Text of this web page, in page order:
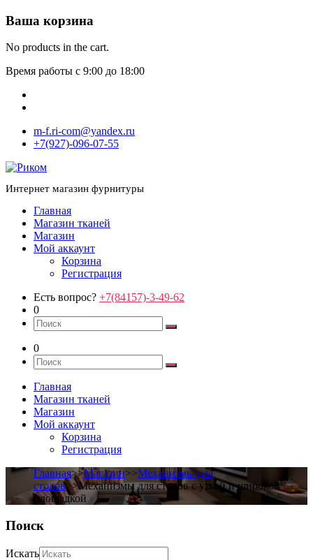
Ваша корзина
No products in the cart.
Время работы с 9:00 до 18:00
m-f.ri-com@yandex.ru
+7(927)-096-07-55
Интернет магазин фурнитуры
Главная
Магазин тканей
Магазин
Мой аккаунт
Корзина
Регистрация
Есть вопрос? +7(84157)-3-49-62
0
0
Главная
Магазин тканей
Магазин
Мой аккаунт
Корзина
Регистрация
Главная>>Магазин>>Механизмы для
столов>>Механизмы для столов с узкой и широкой
площадкой
Поиск
Искать